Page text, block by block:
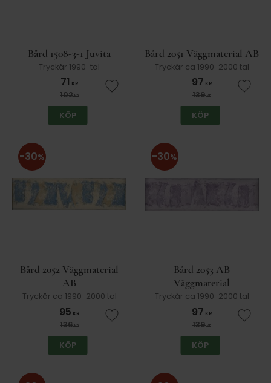
Bård 1508-3-1 Juvita
Tryckår 1990-tal
71 KR
102KR Lägg till i favoriter
KÖP
Bård 2051 Väggmaterial AB
Tryckår ca 1990-2000 tal
97 KR
139KR Lägg
KÖP
Bård 2052 Väggmaterial
AB
Tryckår ca 1990-2000 tal
95 KR
136KR
30%
Lägg till i favoriter
KÖP
Bård 2053 AB
Väggmaterial
Tryckår ca 1990-2000 tal
97 KR
139KR
30%
Lägg
KÖP